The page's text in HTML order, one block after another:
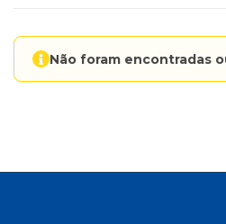
Não foram encontradas